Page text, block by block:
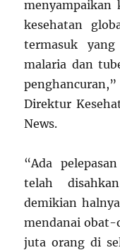
menyampaikan
kesehatan
termasuk
malaria dan
Direktur
News.
“Ada
telah
demikian
mendanai obat-
juta orang di